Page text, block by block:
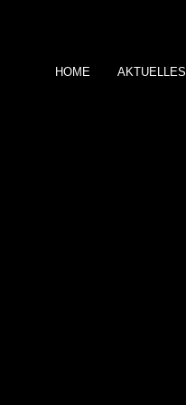
HOME AKTUELLES